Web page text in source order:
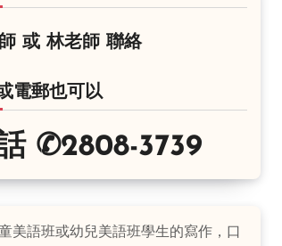
或 林老師 聯絡
電郵也可以
✆2808-3739
美語班或幼兒美語班學生的寫作，口